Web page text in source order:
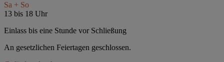
Sa + So
13 bis 18 Uhr
Einlass bis eine Stunde vor Schließung
An gesetzlichen Feiertagen geschlossen.